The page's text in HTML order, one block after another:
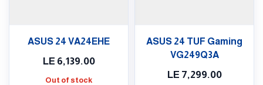
ASUS 24 TUF Gaming
VG249Q3A
LE 7,299.00
ASUS 24 VA24EHE
LE 6,139.00
Out of stock